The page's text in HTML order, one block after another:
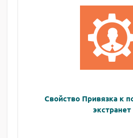
Свойство Привязка к
экстранет